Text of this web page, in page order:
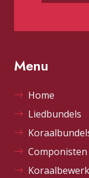
Menu
Home
Liedbundels
Componisten